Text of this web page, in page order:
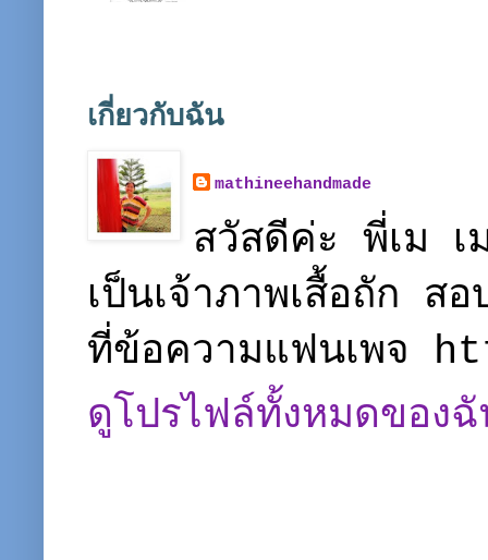
เกี่ยวกับฉัน
mathineehandmade
สวัสดีค่ะ พี่เม
เป็นเจ้าภาพเสื้อถัก ส
ที่ข้อความแฟนเพจ
ดูโปรไฟล์ทั้งหมดของ